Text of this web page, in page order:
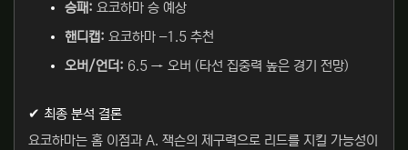
승패: 요코하마 승 예상
핸디캡: 요코하마 –1.5 추천
오버/언더: 6.5 → 오버 (타선 집중력 높은 경기 전망)
✔ 최종 분석 결론
요코하마는 홈 이점과 A. 잭슨의 제구력으로 리드를 지킬 가능성이